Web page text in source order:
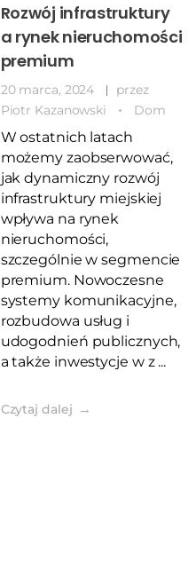
Rozwój infrastruktury
a rynek nieruchomości
premium
20 marca, 2024
przez
Piotr Kazanowski
Dom
W ostatnich latach
możemy zaobserwować,
jak dynamiczny rozwój
infrastruktury miejskiej
wpływa na rynek
nieruchomości,
szczególnie w segmencie
premium. Nowoczesne
systemy komunikacyjne,
rozbudowa usług i
udogodnień publicznych,
a także inwestycje w z ...
Czytaj dalej